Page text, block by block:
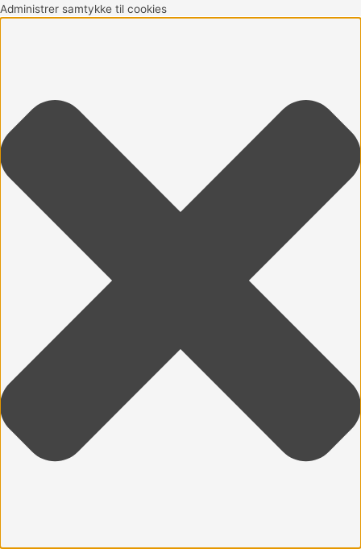
Administrer samtykke til cookies
Funktionsdygtig
Præferencer
Statistikker
Marketing
Gå